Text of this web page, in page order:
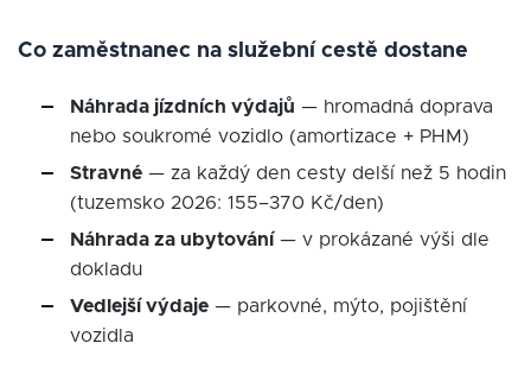
Co zaměstnanec na služební cestě dostane
Náhrada jízdních výdajů — hromadná doprava
nebo soukromé vozidlo (amortizace + PHM)
Stravné — za každý den cesty delší než 5 hodin
(tuzemsko 2026: 155–370 Kč/den)
Náhrada za ubytování — v prokázané výši dle
dokladu
Vedlejší výdaje — parkovné, mýto, pojištění
vozidla